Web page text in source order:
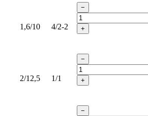
1,6/10 4/2-2
−
+
2/12,5 1/1
−
+
−